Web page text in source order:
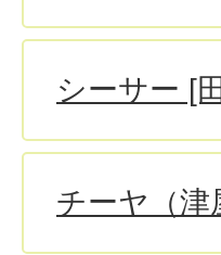
シーサー [
チーヤ（津